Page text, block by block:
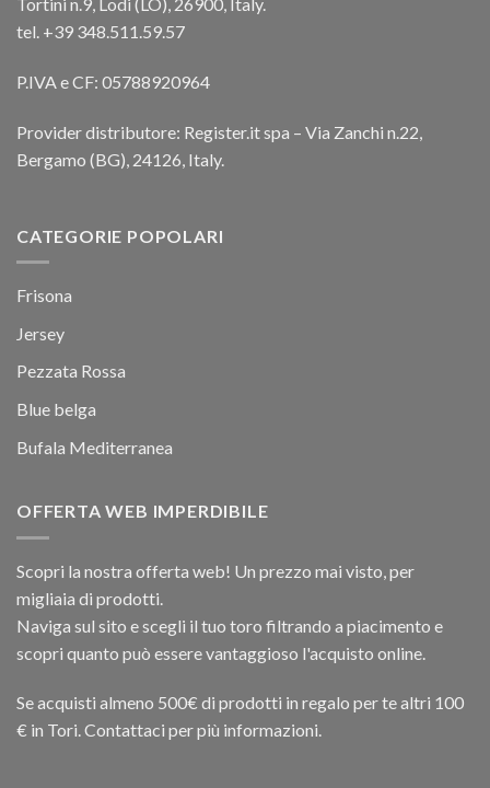
tel. +39 348.511.59.57
P.IVA e CF: 05788920964
Provider distributore: Register.it spa – Via Zanchi n.22,
Bergamo (BG), 24126, Italy.
CATEGORIE POPOLARI
Frisona
Jersey
Pezzata Rossa
Blue belga
Bufala Mediterranea
OFFERTA WEB IMPERDIBILE
Scopri la nostra offerta web! Un prezzo mai visto, per
migliaia di prodotti.
Naviga sul sito e scegli il tuo toro filtrando a piacimento e
scopri quanto può essere vantaggioso l'acquisto online.
Se acquisti almeno 500€ di prodotti in regalo per te altri 100
€ in Tori. Contattaci per più informazioni.